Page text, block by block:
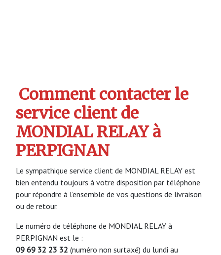
Comment contacter le
service client de
MONDIAL RELAY à
PERPIGNAN
Le sympathique service client de MONDIAL RELAY est
bien entendu toujours à votre disposition par téléphone
pour répondre à l’ensemble de vos questions de livraison
ou de retour.
Le numéro de téléphone de MONDIAL RELAY à
PERPIGNAN est le :
09 69 32 23 32 (numéro non surtaxé) du lundi au